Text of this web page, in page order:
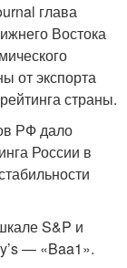
глава
Востока
от экспорта
страны.
РФ дало
России в
S&P и
— «Baa1».